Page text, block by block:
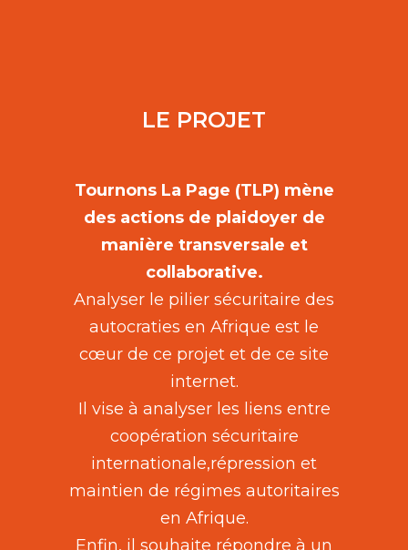
LE PROJET
Tournons La Page (TLP) mène
des actions de plaidoyer de
manière transversale et
collaborative.
Analyser le pilier sécuritaire des
autocraties en Afrique est le
cœur de ce projet et de ce site
internet.
Il vise à analyser les liens entre
coopération sécuritaire
internationale,répression et
maintien de régimes autoritaires
en Afrique.
Enfin, il souhaite répondre à un